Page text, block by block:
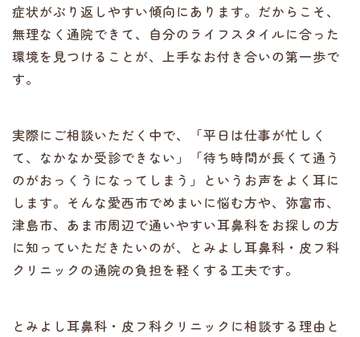
症状がぶり返しやすい傾向にあります。だからこそ、
無理なく通院できて、自分のライフスタイルに合った
環境を見つけることが、上手なお付き合いの第一歩で
す。
実際にご相談いただく中で、「平日は仕事が忙しく
て、なかなか受診できない」「待ち時間が長くて通う
のがおっくうになってしまう」というお声をよく耳に
します。そんな愛西市でめまいに悩む方や、弥富市、
津島市、あま市周辺で通いやすい耳鼻科をお探しの方
に知っていただきたいのが、とみよし耳鼻科・皮フ科
クリニックの通院の負担を軽くする工夫です。
とみよし耳鼻科・皮フ科クリニックに相談する理由と